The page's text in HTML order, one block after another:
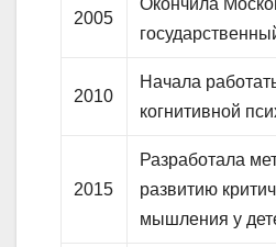
2005
2010
Начала
когнитивной
2015
Разработала
развитию
мышления у